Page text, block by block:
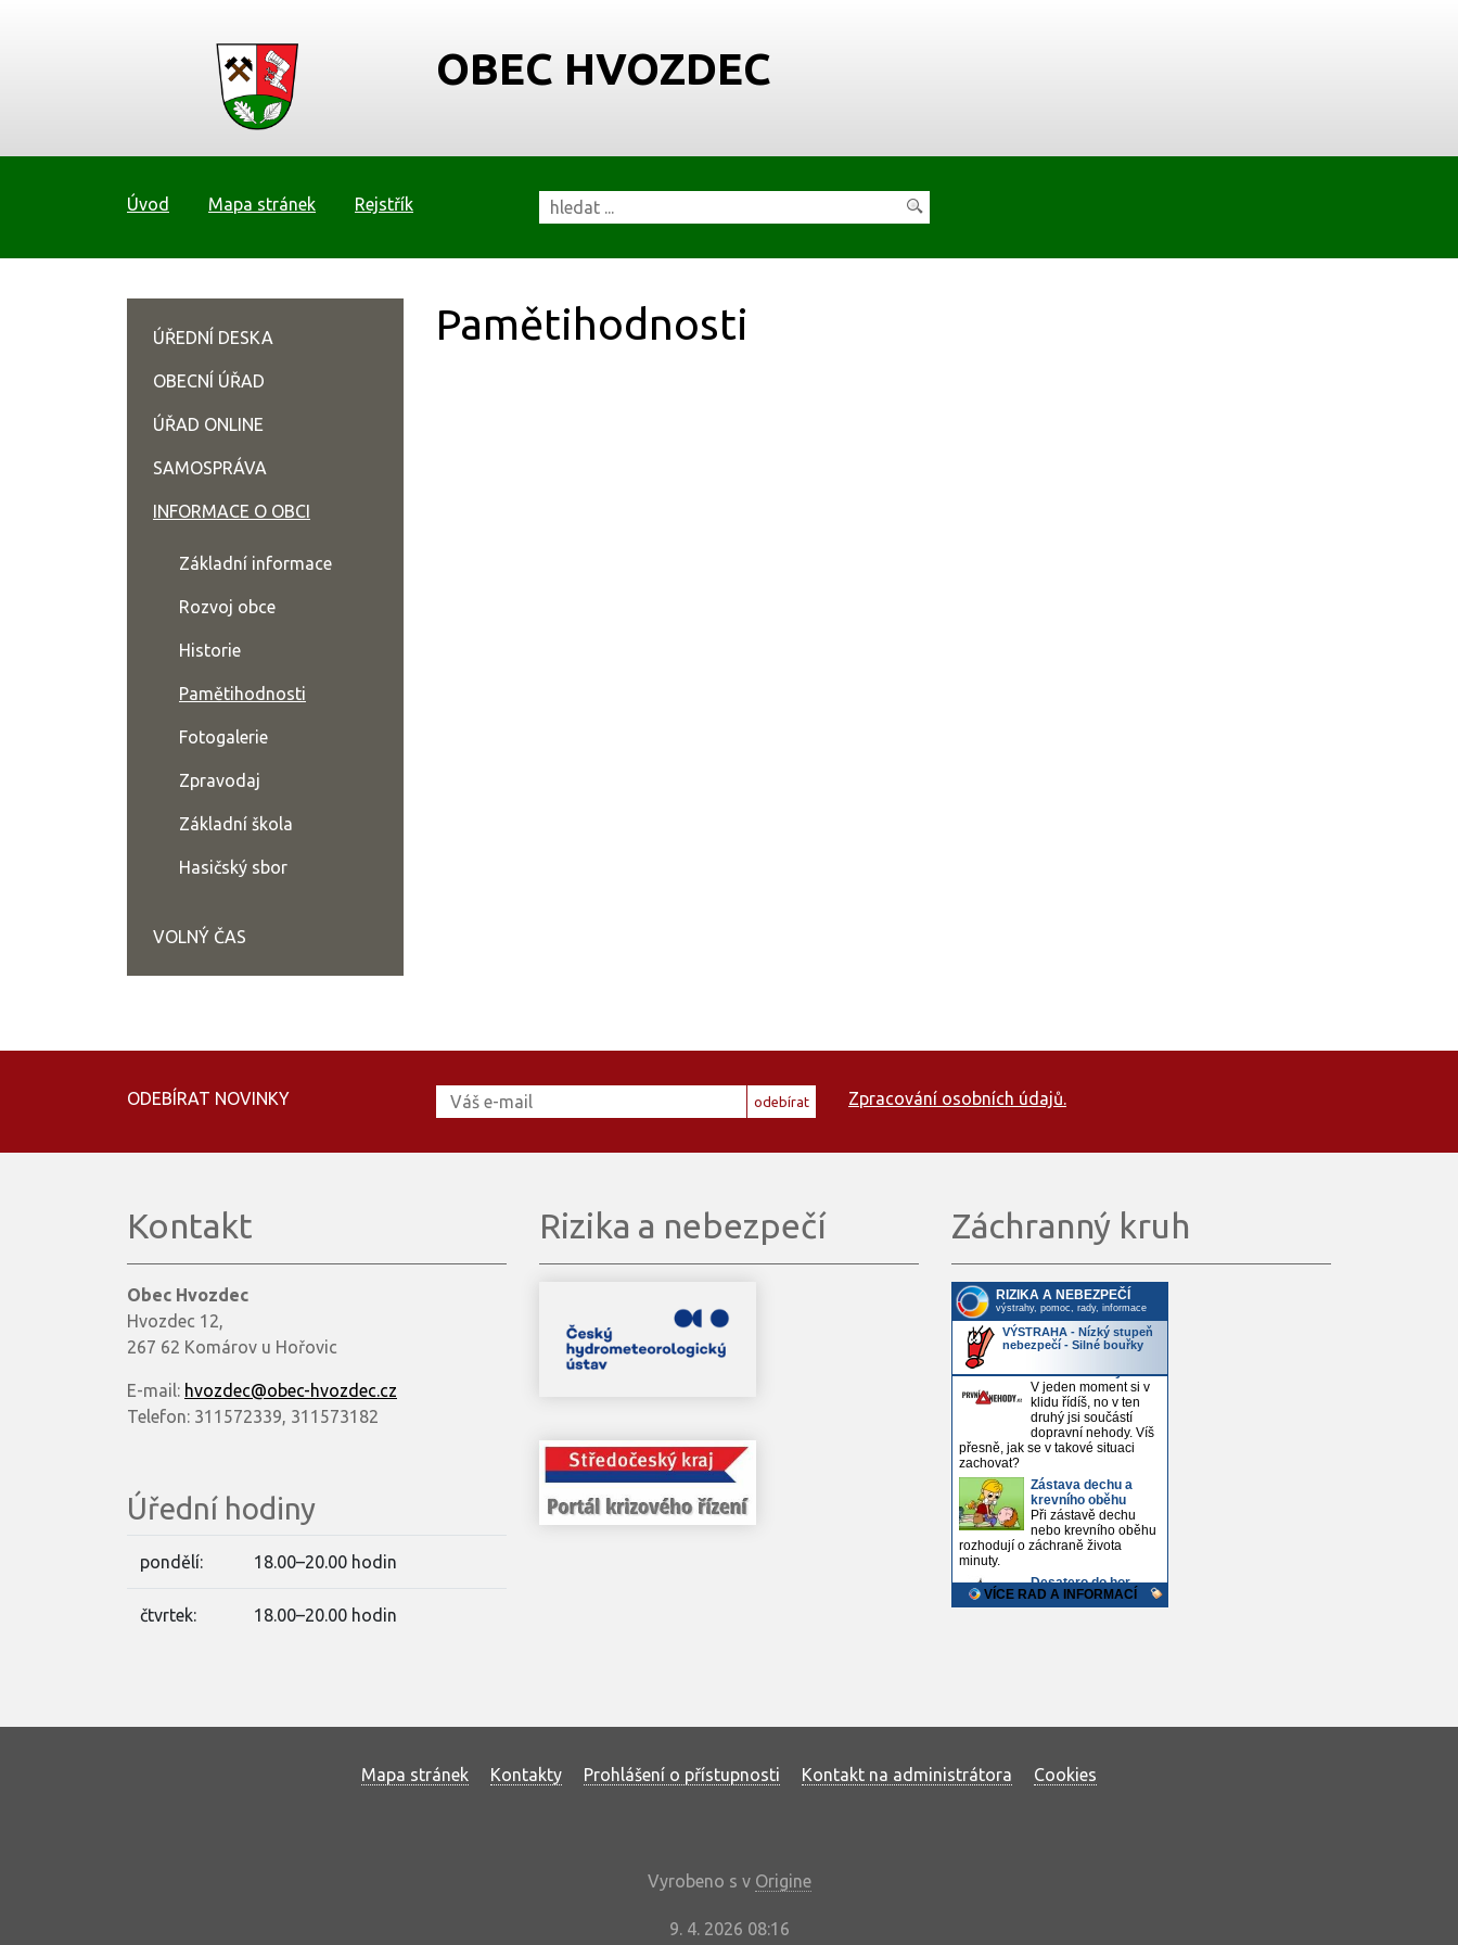
OBEC HVOZDEC
Úvod Mapa stránek Rejstřík
Pamětihodnosti
ÚŘEDNÍ DESKA
OBECNÍ ÚŘAD
ÚŘAD ONLINE
SAMOSPRÁVA
INFORMACE O OBCI
Základní informace
Rozvoj obce
Historie
Pamětihodnosti
Fotogalerie
Zpravodaj
Základní škola
Hasičský sbor
VOLNÝ ČAS
ODEBÍRAT NOVINKY odebírat Zpracování osobních údajů.
Kontakt
Obec Hvozdec
Hvozdec 12,
267 62 Komárov u Hořovic
E-mail: hvozdec@obec-hvozdec.cz
Telefon: 311572339, 311573182
Úřední hodiny
pondělí: 18.00–20.00 hodin
čtvrtek: 18.00–20.00 hodin
Rizika a nebezpečí Záchranný kruh
Mapa stránek Kontakty Prohlášení o přístupnosti Kontakt na administrátora Cookies
Vyrobeno s v Origine
9. 4. 2026 08:16